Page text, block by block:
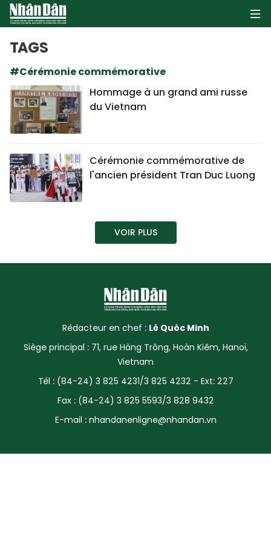
POLITIQUE
SOCIÉTÉ
TOURISME
SPORT
FRANCOPHONIE
PAYS NATAL
INTERNATIONAL
MÉGASTORIE
TAGS
#Cérémonie commémorative
Hommage à un grand ami russe
du Vietnam
Cérémonie commémorative de
l'ancien président Tran Duc Luong
VOIR PLUS
Rédacteur en chef : Lê Quôc Minh
Siège principal : 71, rue Hàng Trông, Hoàn Kiêm, Hanoï,
Vietnam
Tél : (84-24) 3 825 4231/3 825 4232 - Ext: 227
Fax : (84-24) 3 825 5593/3 828 9432
E-mail : nhandanenligne@nhandan.vn